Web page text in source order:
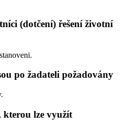
(dotčení) řešení životní
po žadateli požadovány
kterou lze využít